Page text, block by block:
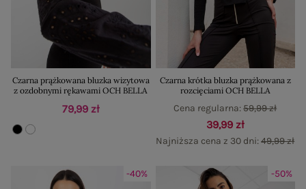
Czarna prążkowana bluzka wizytowa
z ozdobnymi rękawami OCH BELLA
79,99 zł
Czarna krótka bluzka prążkowana z
rozcięciami OCH BELLA
39,99 zł
Najniższa cena z 30 dni:49,99 zł
Cena regularna:59,99 zł
-40% -50%